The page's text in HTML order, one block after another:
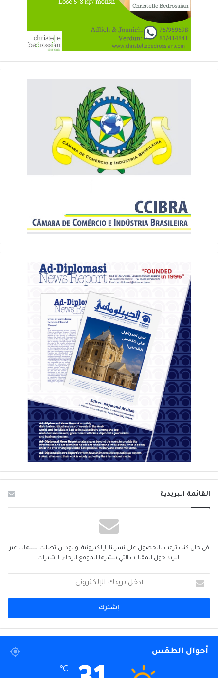
القائمة البريدية
في حال كنت ترغب بالحصول على نشرتنا الإلكترونية او تود ان تصلك تنبيهات عبر
البريد حول المقالات التي ينشرها الموقع الرجاء الاشتراك
بريدك
الإلكتروني
أحوال الطقس
℃